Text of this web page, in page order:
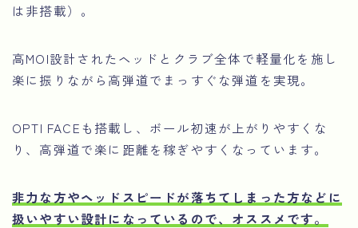
は非搭載）。
高MOI設計されたヘッドとクラブ全体で軽量化を施し
楽に振りながら高弾道でまっすぐな弾道を実現。
OPTI FACEも搭載し、ボール初速が上がりやすくな
り、高弾道で楽に距離を稼ぎやすくなっています。
非力な方やヘッドスピードが落ちてしまった方などに
扱いやすい設計になっているので、オススメです。